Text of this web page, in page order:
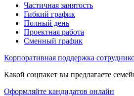
Частичная занятость
Гибкий график
Полный день
Проектная работа
Сменный график
Корпоративная поддержка
Какой соцпакет вы предлагаете
Оформляйте кандидатов онлайн